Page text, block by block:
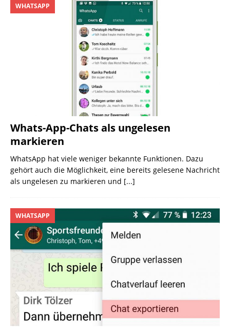
Whats-App-Chats als ungelesen
markieren
WHATSAPP
WhatsApp hat viele weniger bekannte Funktionen. Dazu
gehört auch die Möglichkeit, eine bereits gelesene Nachricht
als ungelesen zu markieren und [...]
WHATSAPP